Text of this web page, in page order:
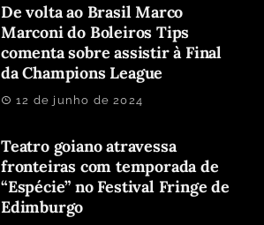
De volta ao Brasil Marco
Marconi do Boleiros Tips
comenta sobre assistir à Final
da Champions League
12 de junho de 2024
Teatro goiano atravessa
fronteiras com temporada de
“Espécie” no Festival Fringe de
Edimburgo